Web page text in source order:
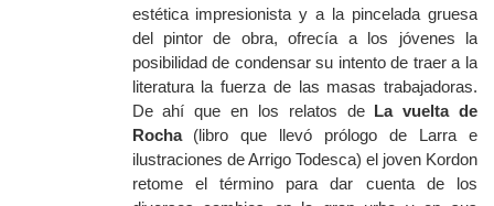
estética impresionista y a la pincelada gruesa
del pintor de obra, ofrecía a los jóvenes la
posibilidad de condensar su intento de traer a la
literatura la fuerza de las masas trabajadoras.
De ahí que en los relatos de La vuelta de
Rocha
(libro que llevó prólogo de Larra e
ilustraciones de Arrigo Todesca) el joven Kordon
retome el término para dar cuenta de los